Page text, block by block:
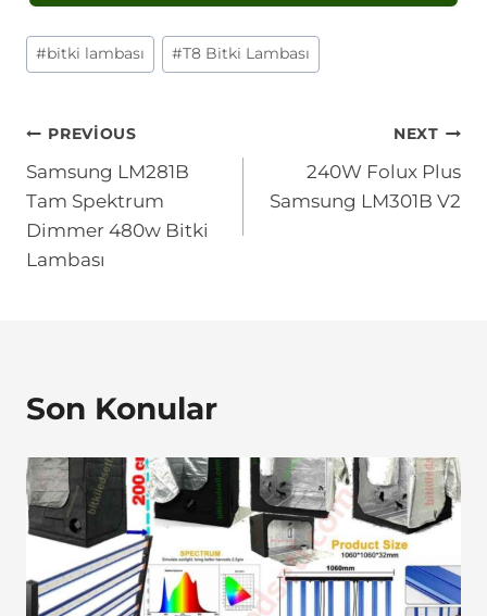
Post
Tags:
#bitki lambası #T8 Bitki Lambası
Yazı
gezinmesi
PREVIOUS
Samsung LM281B
Tam Spektrum
Dimmer 480w Bitki
Lambası
NEXT
240W Folux Plus
Samsung LM301B V2
Son Konular